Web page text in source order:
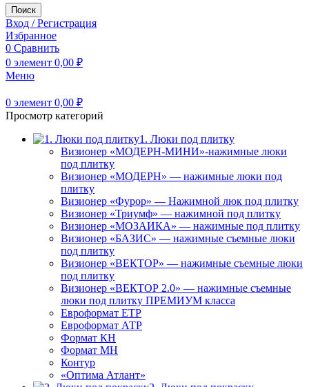
Поиск
Вход / Регистрация
Избранное
0 Сравнить
0 элемент 0,00 ₽
Меню
0 элемент 0,00 ₽
Просмотр категорий
1. Люки под плитку
Визионер «МОДЕРН-МИНИ»-нажимные люки
под плитку
Визионер «МОДЕРН» — нажимные люки под
плитку
Визионер «Фурор» — Нажимной люк под плитку
Визионер «Триумф» — нажимной под плитку
Визионер «МОЗАИКА» — нажимные под плитку
Визионер «БАЗИС» — нажимные съемные люки
под плитку
Визионер «ВЕКТОР» — нажимные съемные люки
под плитку
Визионер «ВЕКТОР 2.0» — нажимные съемные
люки под плитку ПРЕМИУМ класса
Евроформат ЕТР
Евроформат АТР
Формат КН
Формат МН
Контур
«Оптима Атлант»